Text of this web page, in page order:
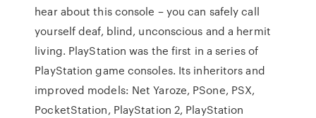
hear about this console – you can safely call
yourself deaf, blind, unconscious and a hermit
living. PlayStation was the first in a series of
PlayStation game consoles. Its inheritors and
improved models: Net Yaroze, PSone, PSX,
PocketStation, PlayStation 2, PlayStation